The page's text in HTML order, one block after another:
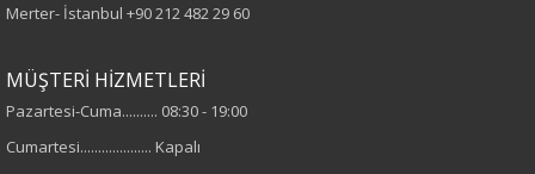
%100 Polyester
Yaka Tipi
Merter- İstanbul +90 212 482 29 60
MÜŞTERİ HİZMETLERİ
Pazartesi-Cuma.......... 08:30 - 19:00
Cumartesi.................... Kapalı